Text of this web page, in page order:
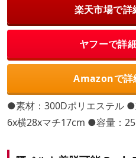
楽天市場で詳
ヤフーで詳
Amazonで詳
●素材：300Dポリエステル
6x横28xマチ17cm ●容量：